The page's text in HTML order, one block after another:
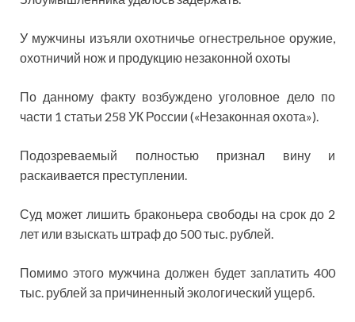
У мужчины изъяли охотничье огнестрельное оружие,
охотничий нож и продукцию незаконной охоты
По данному факту возбуждено уголовное дело по
части 1 статьи 258 УК России («Незаконная охота»).
Подозреваемый полностью признал вину и
раскаивается преступлении.
Суд может лишить браконьера свободы на срок до 2
лет или взыскать штраф до 500 тыс. рублей.
Помимо этого мужчина должен будет заплатить 400
тыс. рублей за причиненный экологический ущерб.